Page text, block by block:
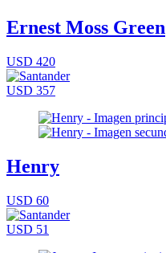
Ernest Moss Green
USD 420
USD 357
Henry
USD 60
USD 51